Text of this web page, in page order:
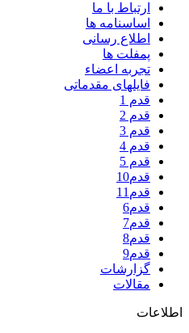
ارتباط با ما
اساسنامه ها
اطلاع رسانی
پمفلت ها
تجربه اعضاء
فایلهای مقدماتی
قدم 1
قدم 2
قدم 3
قدم 4
قدم 5
قدم10
قدم11
قدم6
قدم7
قدم8
قدم9
گزارشات
مقالات
اطلاعات